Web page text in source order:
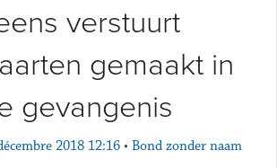
verstuurt
gemaakt in
gevangenis
2018 12:16 • Bond zonder naam